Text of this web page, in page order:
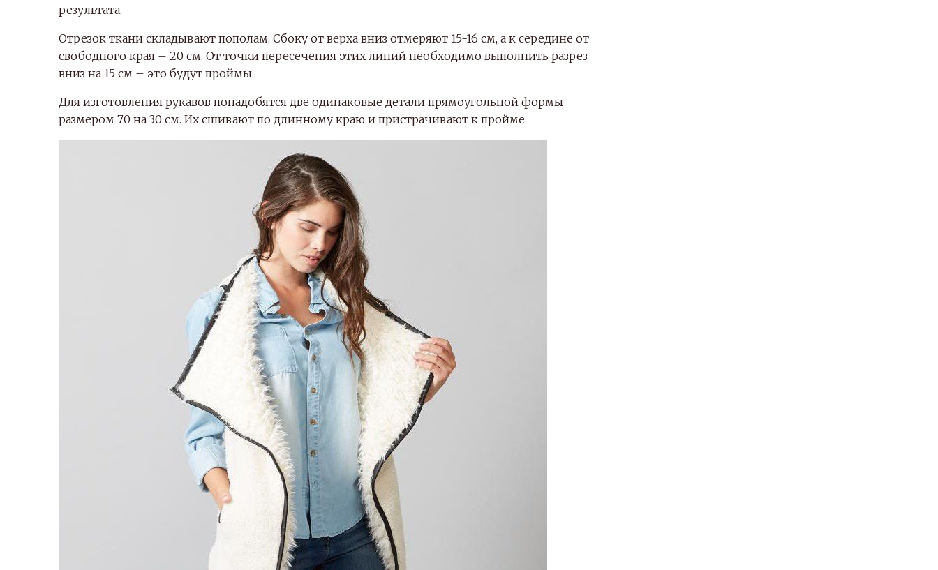
результата.
Отрезок ткани складывают пополам. Сбоку от верха вниз отмеряют 15-16 см, а к середине от
свободного края – 20 см. От точки пересечения этих линий необходимо выполнить разрез
вниз на 15 см – это будут проймы.
Для изготовления рукавов понадобятся две одинаковые детали прямоугольной формы
размером 70 на 30 см. Их сшивают по длинному краю и пристрачивают к пройме.